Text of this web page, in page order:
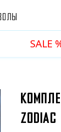
SALE
ZODIAC